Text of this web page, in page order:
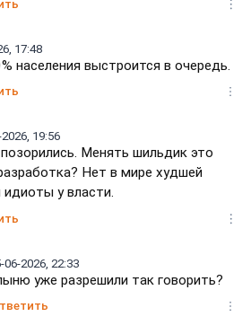
17:48
населения выстроится в очередь.
19:56
Менять шильдик это
Нет в мире худшей
идиоты у власти.
06-2026, 22:33
уже разрешили так говорить?